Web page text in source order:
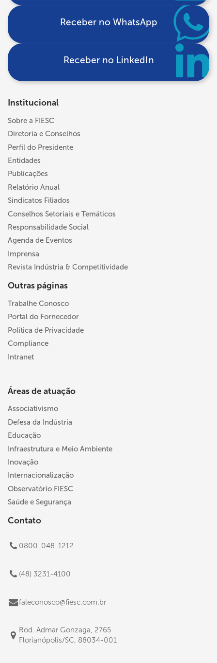
Receber no WhatsApp
Receber no LinkedIn
Institucional
Sobre a FIESC
Diretoria e Conselhos
Perfil do Presidente
Entidades
Publicações
Relatório Anual
Sindicatos Filiados
Conselhos Setoriais e Temáticos
Responsabilidade Social
Agenda de Eventos
Imprensa
Revista Indústria & Competitividade
Outras páginas
Trabalhe Conosco
Portal do Fornecedor
Política de Privacidade
Compliance
Intranet
Áreas de atuação
Associativismo
Defesa da Indústria
Educação
Infraestrutura e Meio Ambiente
Inovação
Internacionalização
Observatório FIESC
Saúde e Segurança
Contato
0800-048-1212
(48) 3231-4100
faleconosco@fiesc.com.br
Rod. Admar Gonzaga, 2765
Florianópolis/SC, 88034-001